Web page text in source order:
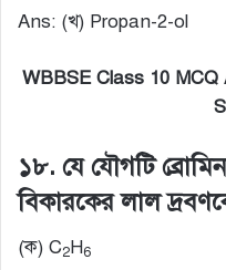
Ans: (খ) Propan-2-ol
WBBSE Class 10
১৮. যে যৌগটি
বিকারকের লাল
(ক) C2H6